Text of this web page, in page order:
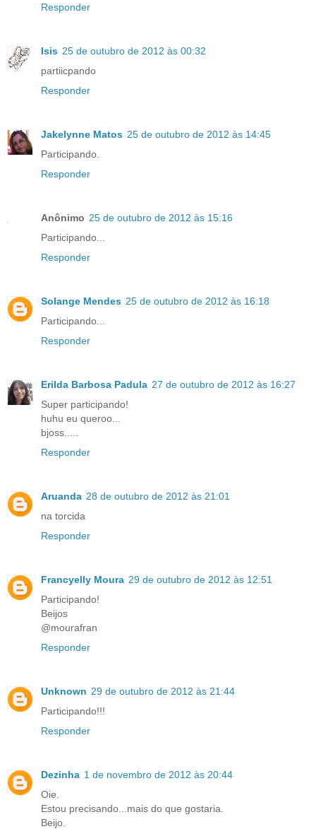
Responder
Isis 25 de outubro de 2012 às 00:32
partiicpando
Responder
Jakelynne Matos 25 de outubro de 2012 às 14:45
Participando.
Responder
Anônimo 25 de outubro de 2012 às 15:16
Participando...
Responder
Solange Mendes 25 de outubro de 2012 às 16:18
Participando...
Responder
Erilda Barbosa Padula 27 de outubro de 2012 às 16:27
Super participando!
huhu eu queroo...
bjoss.....
Responder
Aruanda 28 de outubro de 2012 às 21:01
na torcida
Responder
Francyelly Moura 29 de outubro de 2012 às 12:51
Participando!
Beijos
@mourafran
Responder
Unknown 29 de outubro de 2012 às 21:44
Participando!!!
Responder
Dezinha 1 de novembro de 2012 às 20:44
Oie.
Estou precisando...mais do que gostaria.
Beijo.